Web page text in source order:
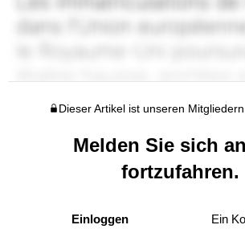
Dieser Artikel ist unseren
Melden Sie sich
fortzufahren.
Einloggen Ein